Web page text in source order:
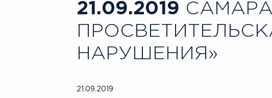
21.09.2019
НАРУШЕНИЯ»
21.09.2019